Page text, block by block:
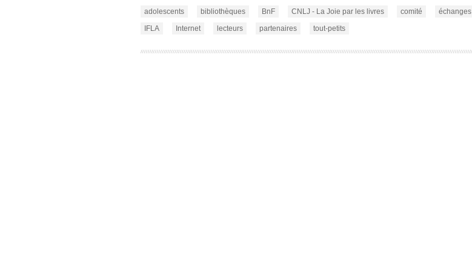
adolescents bibliothèques BnF CNLJ - La Joie par les livres comité
échanges
IFLA
Internet lecteurs partenaires tout-petits